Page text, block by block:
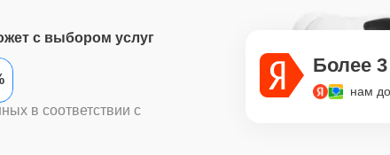
с выбором услуг
в соответствии с
Более
нам